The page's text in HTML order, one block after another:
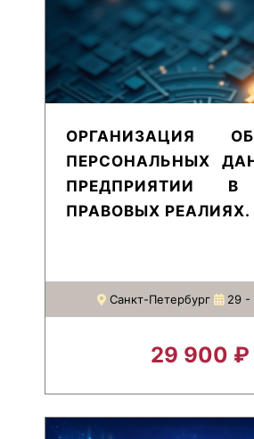
ОРГАНИЗАЦИЯ
ПЕРСОНАЛЬНЫХ
ПРЕДПРИЯТИИ
ПРАВОВЫХ РЕАЛИЯХ.
Санкт-Петербург 29 -
29 900 ₽